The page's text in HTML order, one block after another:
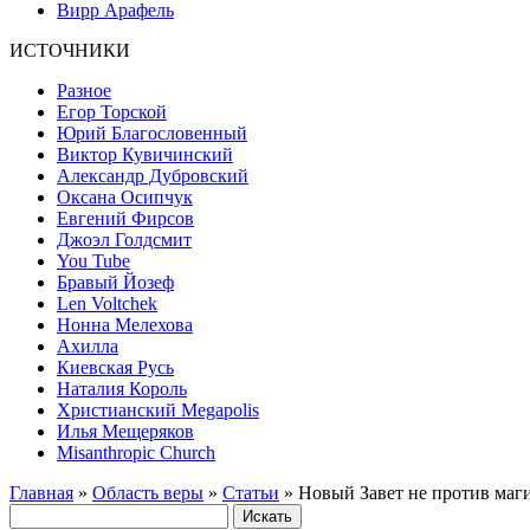
Вирр Арафель
ИСТОЧНИКИ
Разное
Егор Торской
Юрий Благословенный
Виктор Кувичинский
Александр Дубровский
Оксана Осипчук
Евгений Фирсов
Джоэл Голдсмит
You Tube
Бравый Йозеф
Len Voltchek
Нонна Мелехова
Ахилла
Киевская Русь
Наталия Король
Христианский Megapolis
Илья Мещеряков
Misanthropic Church
Главная » Область веры » Статьи » Новый Завет не против